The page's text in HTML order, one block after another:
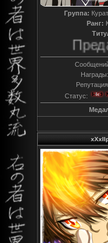
Группа:
Ранг:
Преданный
Награды:
Статус: